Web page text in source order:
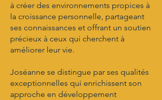
à créer des environnements propices à
la croissance personnelle, partageant
ses connaissances et offrant un soutien
précieux à ceux qui cherchent à
améliorer leur vie.
Joséanne se distingue par ses qualités
exceptionnelles qui enrichissent son
approche en développement